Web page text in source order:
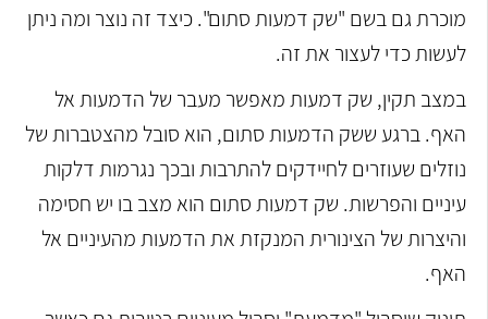
מוכרת גם בשם "שק דמעות סתום". כיצד זה נוצר ומה ניתן
לעשות כדי לעצור את זה.
במצב תקין, שק דמעות מאפשר מעבר של הדמעות אל
האף. ברגע ששק הדמעות סתום, הוא סובל מהצטברות של
נוזלים שעוזרים לחיידקים להתרבות ובכך נגרמות דלקות
עיניים והפרשות. שק דמעות סתום הוא מצב בו יש חסימה
והיצרות של הצינורית המנקזת את הדמעות מהעיניים אל
האף.